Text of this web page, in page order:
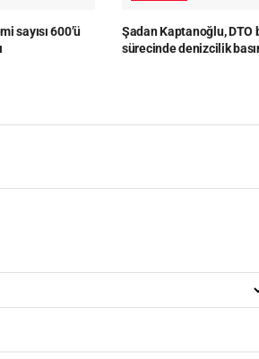
sayısı 600’ü
Şadan Kaptanoğlu, DTO
sürecinde denizcilik